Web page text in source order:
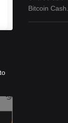
Bitcoin Cash.